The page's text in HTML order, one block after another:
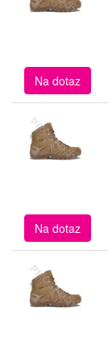
Na dotaz
Na dotaz